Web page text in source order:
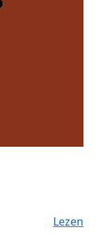
Lezen